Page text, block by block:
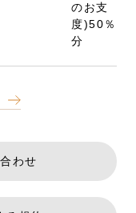
のお支
度)50％
分
わせ